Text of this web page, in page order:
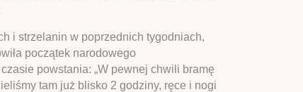
i strzelanin w poprzednich tygodniach,
początek narodowego
powstania: „W pewnej chwili bramę
tam już blisko 2 godziny, ręce i nogi